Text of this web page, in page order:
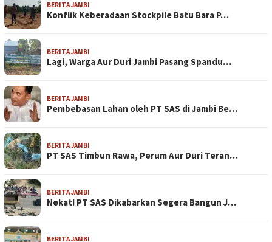
BERITA JAMBI
Konflik Keberadaan Stockpile Batu Bara P…
BERITA JAMBI
Lagi, Warga Aur Duri Jambi Pasang Spandu…
BERITA JAMBI
Pembebasan Lahan oleh PT SAS di Jambi Be…
BERITA JAMBI
PT SAS Timbun Rawa, Perum Aur Duri Teran…
BERITA JAMBI
Nekat! PT SAS Dikabarkan Segera Bangun J…
BERITA JAMBI